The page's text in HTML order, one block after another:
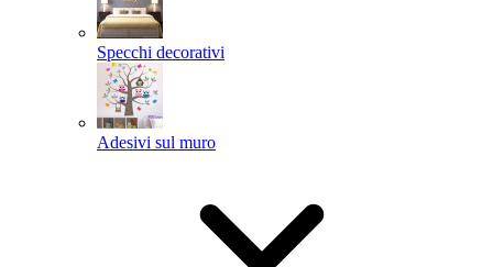
Specchi decorativi
Adesivi sul muro